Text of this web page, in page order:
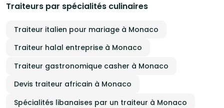
Traiteurs par spécialités culinaires
Traiteur italien pour mariage à Monaco
Traiteur halal entreprise à Monaco
Traiteur gastronomique casher à Monaco
Devis traiteur africain à Monaco
Spécialités libanaises par un traiteur à Monaco